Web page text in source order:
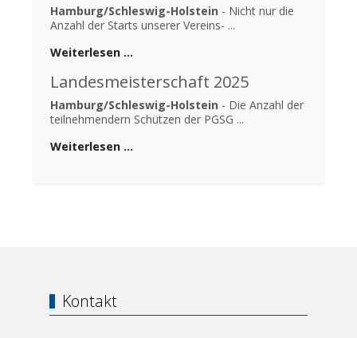
Hamburg/Schleswig-Holstein - Nicht nur die
Anzahl der Starts unserer Vereins- ...
Weiterlesen …
Landesmeisterschaft 2025
Hamburg/Schleswig-Holstein - Die Anzahl der
teilnehmendern Schützen der PGSG ...
Weiterlesen …
Kontakt